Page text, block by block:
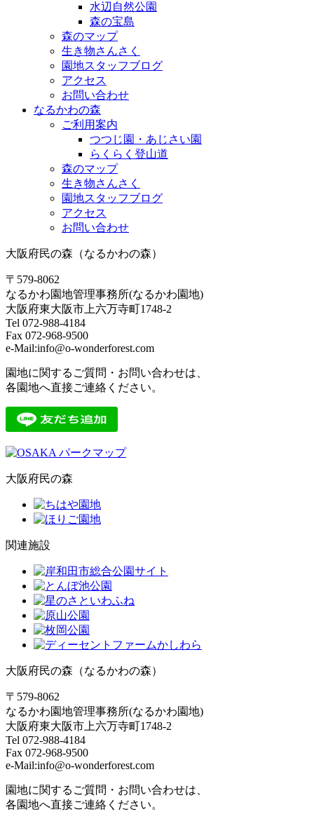
水辺自然公園
森の宝島
森のマップ
生き物さんさく
園地スタッフブログ
アクセス
お問い合わせ
なるかわの森
ご利用案内
つつじ園・あじさい園
らくらく登山道
森のマップ
生き物さんさく
園地スタッフブログ
アクセス
お問い合わせ
大阪府民の森（なるかわの森）
〒579-8062
なるかわ園地管理事務所(なるかわ園地)
大阪府東大阪市上六万寺町1748-2
Tel 072-988-4184
Fax 072-968-9500
e-Mail:info@o-wonderforest.com
園地に関するご質問・お問い合わせは、
各園地へ直接ご連絡ください。
大阪府民の森
関連施設
大阪府民の森（なるかわの森）
〒579-8062
なるかわ園地管理事務所(なるかわ園地)
大阪府東大阪市上六万寺町1748-2
Tel 072-988-4184
Fax 072-968-9500
e-Mail:info@o-wonderforest.com
園地に関するご質問・お問い合わせは、
各園地へ直接ご連絡ください。